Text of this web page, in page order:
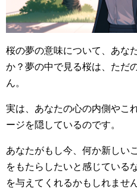
桜の夢の意味について、あな
か？夢の中で見る桜は、ただ
ん。
実は、あなたの心の内側やこ
ージを隠しているのです。
あなたがもし今、何か新しい
をもたらしたいと感じている
を与えてくれるかもしれません